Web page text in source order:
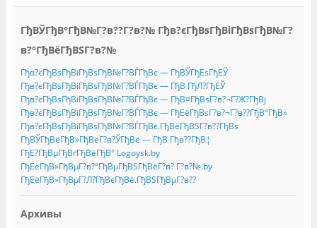
ГђВЎГђВ°ГђВ№Г?в??Г?в?№ Гђв?єГђВѕГђВіГђВѕГђВ№Г?
в?°ГђВёГђВЅГ?в?№
Гђв?єГђВѕГђВіГђВѕГђВ№Г?ВЃГђВє — ГђВЎГђЕѕГђЕЎ
Гђв?єГђВѕГђВіГђВѕГђВ№Г?ВЃГђВє — ГђВ ГђЛ?ГђЕЎ
Гђв?єГђВѕГђВіГђВѕГђВ№Г?ВЃГђВє — ГђВ¤ГђВѕГ?в?¬Г?Ж?ГђВј
Гђв?єГђВѕГђВіГђВѕГђВ№Г?ВЃГђВє — ГђЕёГђВѕГ?в?¬Г?в??ГђВ°ГђВ»
Гђв?єГђВѕГђВіГђВѕГђВ№Г?ВЃГђВє.ГђВёГђВЅГ?в??ГђВѕ
ГђВЎГђВёГђВ»ГђВёГ?в?ЎГђВё — ГђВ Гђв??ГђВ¦
ГђЕ?ГђВµГђВґГђВёГђВ° Logoysk.by
ГђЕёГђВ»ГђВµГ?в?°ГђВµГђВЅГђВёГ?в? Г?в?№.by
ГђЕёГђВ»ГђВµГ?Л?ГђВєГђВё.ГђВЅГђВµГ?в??
Архивы